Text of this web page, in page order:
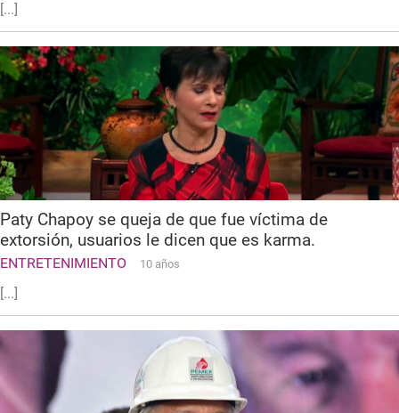
[...]
Paty Chapoy se queja de que fue víctima de
extorsión, usuarios le dicen que es karma.
ENTRETENIMIENTO 10 años
[...]